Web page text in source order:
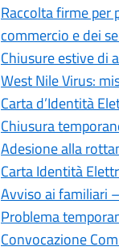
Raccolta firme per
commercio e dei
Chiusure estive di
West Nile Virus:
Carta d’Identità
Chiusura
Adesione alla
Carta Identità
Avviso ai familiari
Problema
Convocazione